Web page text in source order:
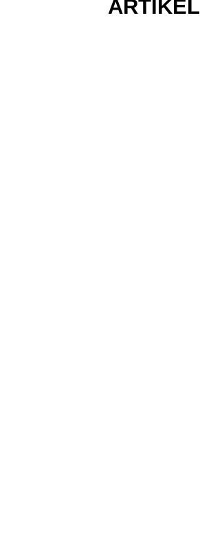
ARTIKEL